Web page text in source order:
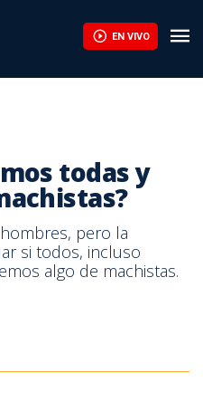
EN VIVO
todas y
pero la
si todos, incluso
algo de machistas.